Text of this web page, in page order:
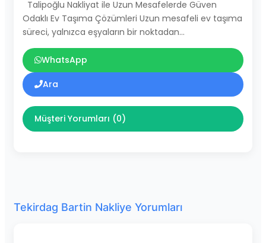
Talipoğlu Nakliyat ile Uzun Mesafelerde Güven
Odaklı Ev Taşıma Çözümleri Uzun mesafeli ev taşıma
süreci, yalnızca eşyaların bir noktadan…
WhatsApp
Ara
Müşteri Yorumları (0)
Tekirdag Bartin Nakliye Yorumları